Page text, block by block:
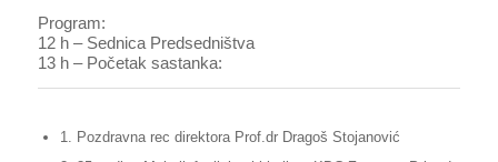
Program:
12 h – Sednica Predsedništva
13 h – Početak sastanka:
1. Pozdravna rec direktora Prof.dr Dragoš Stojanović